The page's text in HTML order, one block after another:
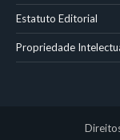
Estatuto Editorial
Propriedade